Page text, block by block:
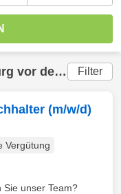
der Höhe (20
Filter
(m/w/d)
Vergütung
Sie unser Team?